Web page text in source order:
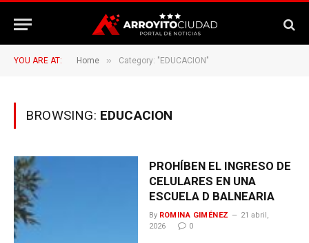
YOU ARE AT: Home » Category: "EDUCACION"
BROWSING: EDUCACION
PROHÍBEN EL INGRESO DE
CELULARES EN UNA
ESCUELA D BALNEARIA
By ROMINA GIMÉNEZ
21 abril,
2026
0